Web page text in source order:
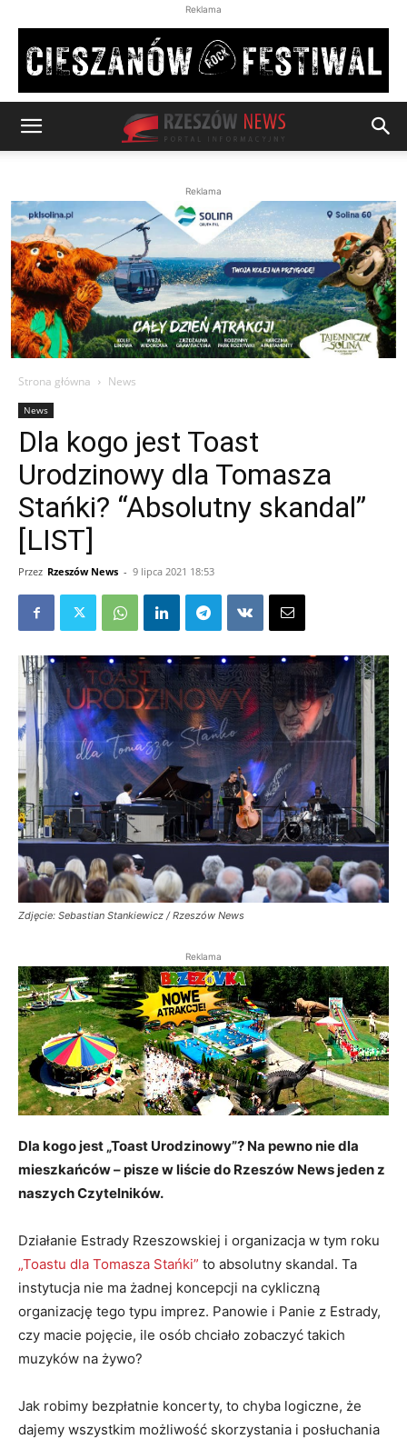
Reklama
Reklama
Strona główna News
News
Dla kogo jest Toast
Urodzinowy dla Tomasza
Stańki? “Absolutny skandal”
[LIST]
Przez Rzeszów News - 9 lipca 2021 18:53
Zdjęcie: Sebastian Stankiewicz / Rzeszów News
Reklama
Dla kogo jest „Toast Urodzinowy”? Na pewno nie dla
mieszkańców – pisze w liście do Rzeszów News jeden z
naszych Czytelników.
Działanie Estrady Rzeszowskiej i organizacja w tym roku
„Toastu dla Tomasza Stańki” to absolutny skandal. Ta
instytucja nie ma żadnej koncepcji na cykliczną
organizację tego typu imprez. Panowie i Panie z Estrady,
czy macie pojęcie, ile osób chciało zobaczyć takich
muzyków na żywo?
Jak robimy bezpłatnie koncerty, to chyba logiczne, że
dajemy wszystkim możliwość skorzystania i posłuchania